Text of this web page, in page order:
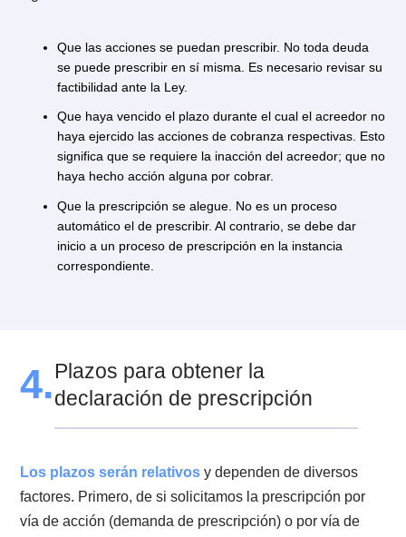
por vía de acción o de excepción.
Esta solicitud se debe hacer por escrito y se deben
acreditar todos los requisitos de la prescripción.
Luego, el tribunal tendrá conocimiento de la solicitud
dará un plazo a la contraparte para que señale lo
parezca necesario. Posteriormente y con estos
antecedentes, el juez declarará la prescripción.
3.1. La prescripción no es
uno de sus requisitos excluyentes es que debe ser
declarada judicialmente y por lo tanto solicitada. Esto
último, se encuentra recogido en elartículo 2493 del
la prescripción de una deuda si ésta no es reclamada
por el deudor.